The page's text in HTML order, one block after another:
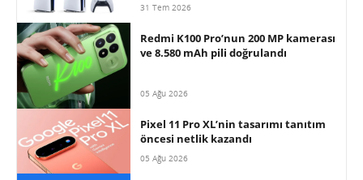
31 Tem 2026
Redmi K100 Pro’nun 200 MP kamerası
ve 8.580 mAh pili doğrulandı
05 Ağu 2026
Pixel 11 Pro XL’nin tasarımı tanıtım
öncesi netlik kazandı
05 Ağu 2026